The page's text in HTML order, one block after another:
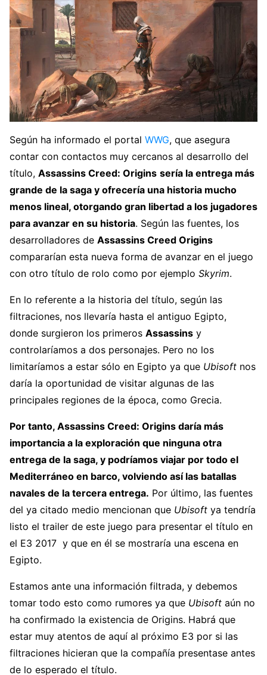
Según ha informado el portal WWG, que asegura
contar con contactos muy cercanos al desarrollo del
título, Assassins Creed: Origins sería la entrega más
grande de la saga y ofrecería una historia mucho
menos lineal, otorgando gran libertad a los jugadores
para avanzar en su historia. Según las fuentes, los
desarrolladores de Assassins Creed Origins
compararían esta nueva forma de avanzar en el juego
con otro título de rolo como por ejemplo Skyrim.
En lo referente a la historia del título, según las
filtraciones, nos llevaría hasta el antiguo Egipto,
donde surgieron los primeros Assassins y
controlaríamos a dos personajes. Pero no los
limitaríamos a estar sólo en Egipto ya que Ubisoft nos
daría la oportunidad de visitar algunas de las
principales regiones de la época, como Grecia.
Por tanto, Assassins Creed: Origins daría más
importancia a la exploración que ninguna otra
entrega de la saga, y podríamos viajar por todo el
Mediterráneo en barco, volviendo así las batallas
navales de la tercera entrega. Por último, las fuentes
del ya citado medio mencionan que Ubisoft ya tendría
listo el trailer de este juego para presentar el título en
el E3 2017 y que en él se mostraría una escena en
Egipto.
Estamos ante una información filtrada, y debemos
tomar todo esto como rumores ya que Ubisoft aún no
ha confirmado la existencia de Origins. Habrá que
estar muy atentos de aquí al próximo E3 por si las
filtraciones hicieran que la compañía presentase antes
de lo esperado el título.